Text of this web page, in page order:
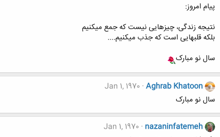
پیام امروز:
نتیجه زندگی، چیزهایی نیست که جمع میکنیم
بلکه قلبهایی است که جذب میکنیم....
سال نو مبارک
Aghrab Khatoon
Jan 1, 1970
سال نو مبارک
nazaninfatemeh
Jan 1, 1970